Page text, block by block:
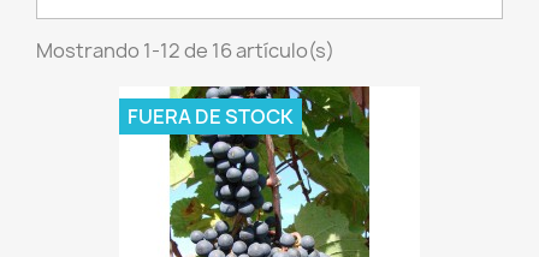
Mostrando 1-12 de 16 artículo(s)
FUERA DE STOCK